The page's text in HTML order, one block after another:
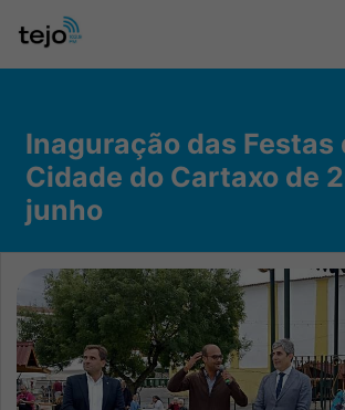
Inaguração das Festas
Cidade do Cartaxo de
junho